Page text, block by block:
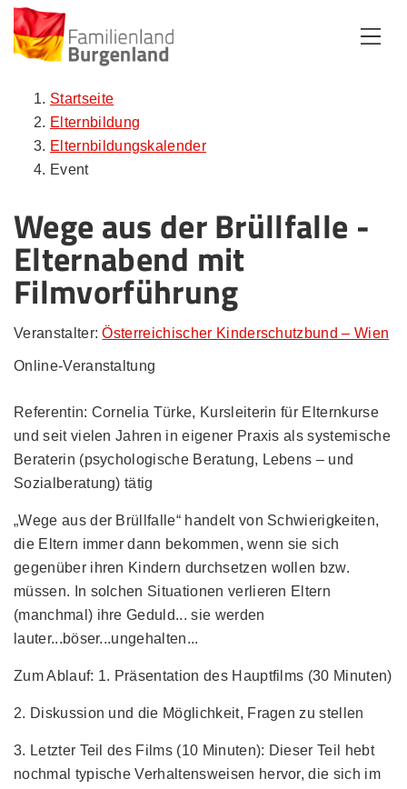
Startseite
Elternbildung
Elternbildungskalender
Event
Wege aus der Brüllfalle -
Elternabend mit
Filmvorführung
Veranstalter:Österreichischer Kinderschutzbund – Wien
Online-Veranstaltung
Referentin: Cornelia Türke, Kursleiterin für Elternkurse
und seit vielen Jahren in eigener Praxis als systemische
Beraterin (psychologische Beratung, Lebens – und
Sozialberatung) tätig
„Wege aus der Brüllfalle“ handelt von Schwierigkeiten,
die Eltern immer dann bekommen, wenn sie sich
gegenüber ihren Kindern durchsetzen wollen bzw.
müssen. In solchen Situationen verlieren Eltern
(manchmal) ihre Geduld... sie werden
lauter...böser...ungehalten...
Zum Ablauf: 1. Präsentation des Hauptfilms (30 Minuten)
2. Diskussion und die Möglichkeit, Fragen zu stellen
3. Letzter Teil des Films (10 Minuten): Dieser Teil hebt
nochmal typische Verhaltensweisen hervor, die sich im